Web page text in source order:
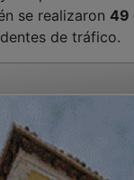
de tráfico.